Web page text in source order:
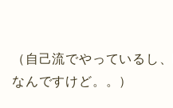
（自己流でやっているし
なんですけど。。）